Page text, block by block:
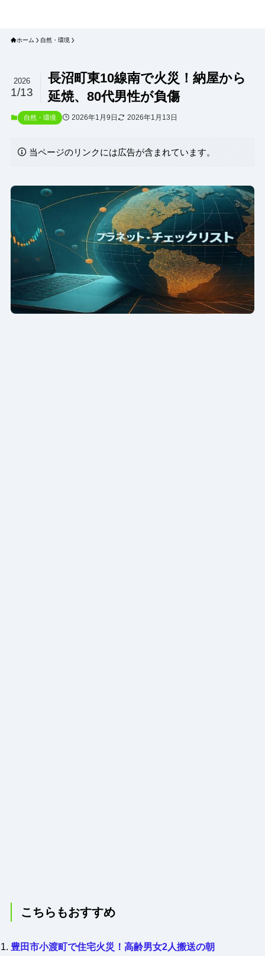
ホーム 自然・環境
長沼町東10線南で火災！納屋から
延焼、80代男性が負傷
2026
1/13
自然・環境 2026年1月9日 2026年1月13日
当ページのリンクには広告が含まれています。
こちらもおすすめ
豊田市小渡町で住宅火災！高齢男女2人搬送の朝